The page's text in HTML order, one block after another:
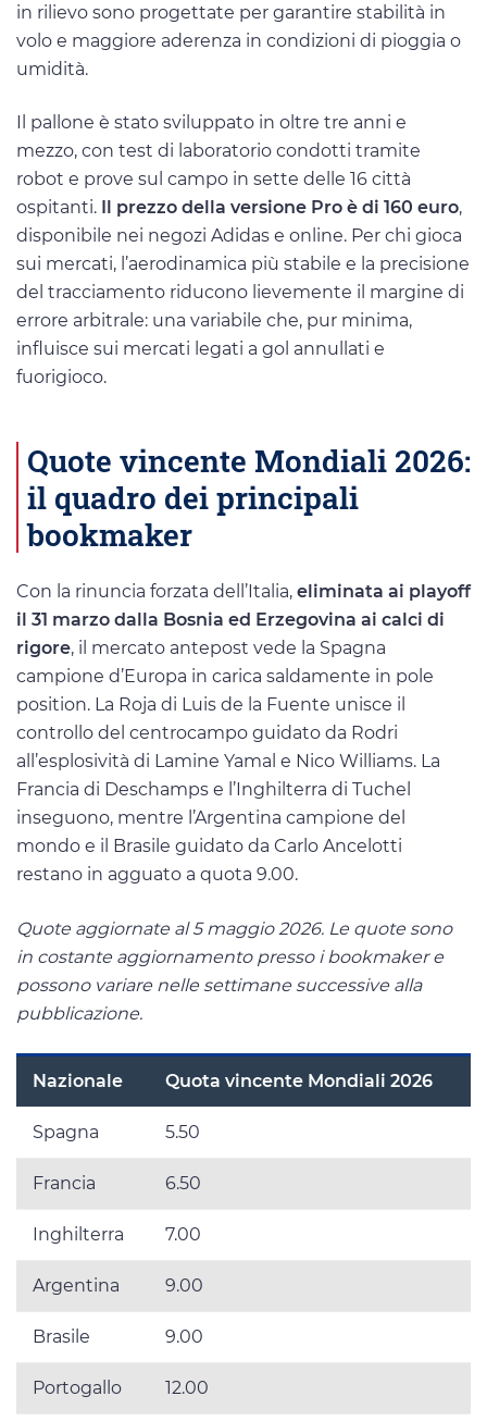
in rilievo sono progettate per garantire stabilità in
volo e maggiore aderenza in condizioni di pioggia o
umidità.
Il pallone è stato sviluppato in oltre tre anni e
mezzo, con test di laboratorio condotti tramite
robot e prove sul campo in sette delle 16 città
ospitanti. Il prezzo della versione Pro è di 160 euro,
disponibile nei negozi Adidas e online. Per chi gioca
sui mercati, l’aerodinamica più stabile e la precisione
del tracciamento riducono lievemente il margine di
errore arbitrale: una variabile che, pur minima,
influisce sui mercati legati a gol annullati e
fuorigioco.
Quote vincente Mondiali 2026:
il quadro dei principali
bookmaker
Con la rinuncia forzata dell’Italia, eliminata ai playoff
il 31 marzo dalla Bosnia ed Erzegovina ai calci di
rigore, il mercato antepost vede la Spagna
campione d’Europa in carica saldamente in pole
position. La Roja di Luis de la Fuente unisce il
controllo del centrocampo guidato da Rodri
all’esplosività di Lamine Yamal e Nico Williams. La
Francia di Deschamps e l’Inghilterra di Tuchel
inseguono, mentre l’Argentina campione del
mondo e il Brasile guidato da Carlo Ancelotti
restano in agguato a quota 9.00.
Quote aggiornate al 5 maggio 2026. Le quote sono
in costante aggiornamento presso i bookmaker e
possono variare nelle settimane successive alla
pubblicazione.
Nazionale Quota vincente Mondiali 2026
Spagna 5.50
Francia 6.50
Inghilterra 7.00
Argentina 9.00
Brasile 9.00
Portogallo 12.00